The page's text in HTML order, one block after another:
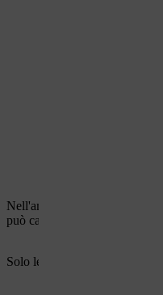
Nell'ambito dei controlli di
può causare lo scoppio del
Solo le persone addestrate